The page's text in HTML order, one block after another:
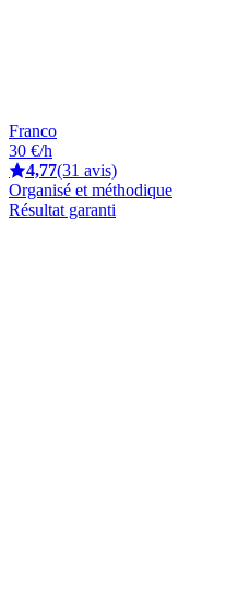
Franco
30 €/h
4,77(31 avis)
Organisé et méthodique
Résultat garanti